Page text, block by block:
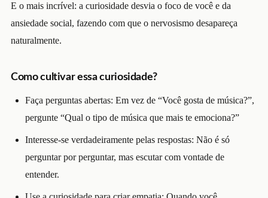
E o mais incrível: a curiosidade desvia o foco de você e da
ansiedade social, fazendo com que o nervosismo desapareça
naturalmente.
Como cultivar essa curiosidade?
Faça perguntas abertas: Em vez de “Você gosta de música?”,
pergunte “Qual o tipo de música que mais te emociona?”
Interesse-se verdadeiramente pelas respostas: Não é só
perguntar por perguntar, mas escutar com vontade de
entender.